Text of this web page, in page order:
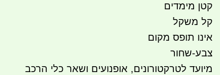
קטן מימדים
קל משקל
אינו תופס מקום
צבע-שחור
מיועד לטרקטורונים, אופנועים ושאר כלי הרכב